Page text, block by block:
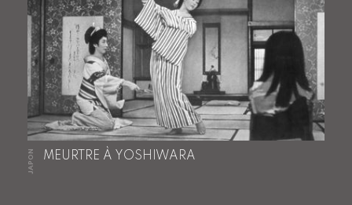
JAPON MEURTRE À YOSHIWARA